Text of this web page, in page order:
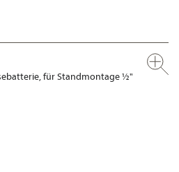
für Standmontage ½"